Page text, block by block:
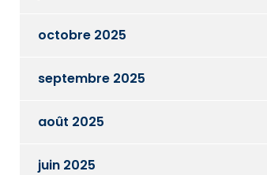
octobre 2025
septembre 2025
août 2025
juin 2025